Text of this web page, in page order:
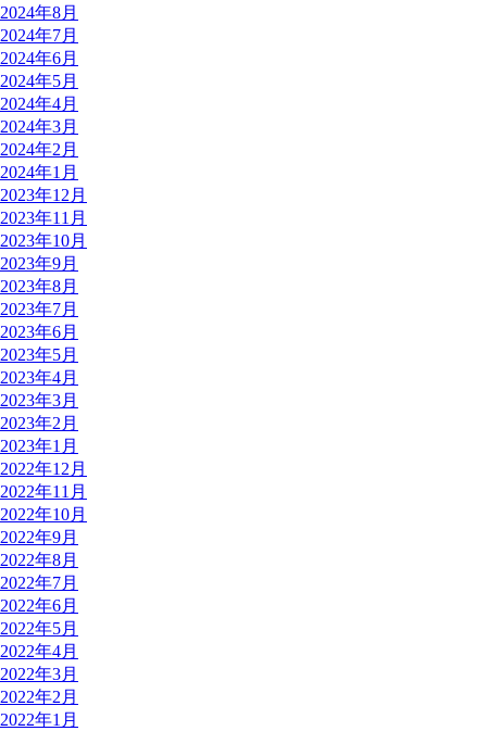
2024年8月
2024年7月
2024年6月
2024年5月
2024年4月
2024年3月
2024年2月
2024年1月
2023年12月
2023年11月
2023年10月
2023年9月
2023年8月
2023年7月
2023年6月
2023年5月
2023年4月
2023年3月
2023年2月
2023年1月
2022年12月
2022年11月
2022年10月
2022年9月
2022年8月
2022年7月
2022年6月
2022年5月
2022年4月
2022年3月
2022年2月
2022年1月